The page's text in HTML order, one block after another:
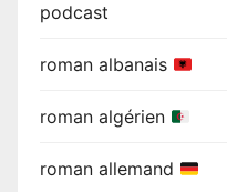
podcast
roman albanais
roman algérien
roman allemand